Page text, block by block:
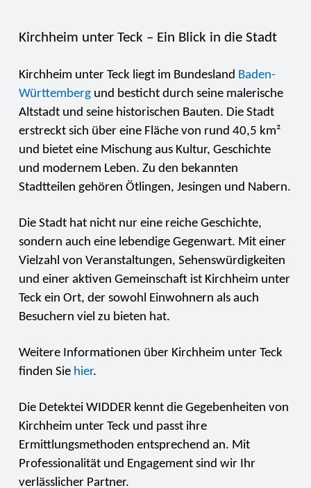
Kirchheim unter Teck – Ein Blick in die Stadt
Kirchheim unter Teck liegt im Bundesland Baden-
Württembergund besticht durch seine malerische
Altstadt und seine historischen Bauten. Die Stadt
erstreckt sich über eine Fläche von rund 40,5 km²
und bietet eine Mischung aus Kultur, Geschichte
und modernem Leben. Zu den bekannten
Stadtteilen gehören Ötlingen, Jesingen und Nabern.
Die Stadt hat nicht nur eine reiche Geschichte,
sondern auch eine lebendige Gegenwart. Mit einer
Vielzahl von Veranstaltungen, Sehenswürdigkeiten
und einer aktiven Gemeinschaft ist Kirchheim unter
Teck ein Ort, der sowohl Einwohnern als auch
Besuchern viel zu bieten hat.
Weitere Informationen über Kirchheim unter Teck
finden Sie hier.
Die Detektei WIDDER kennt die Gegebenheiten von
Kirchheim unter Teck und passt ihre
Ermittlungsmethoden entsprechend an. Mit
Professionalität und Engagement sind wir Ihr
verlässlicher Partner.